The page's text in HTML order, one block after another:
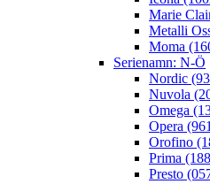
Marie
Metalli
Moma
Serienamn: N-Ö
Nordic
Nuvola
Omega
Opera
Orofino
Prima
Presto